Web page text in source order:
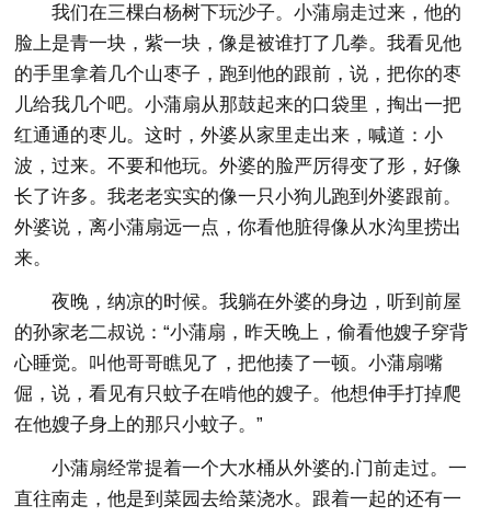
我们在三棵白杨树下玩沙子。小蒲扇走过来，他的
脸上是青一块，紫一块，像是被谁打了几拳。我看见他
的手里拿着几个山枣子，跑到他的跟前，说，把你的枣
儿给我几个吧。小蒲扇从那鼓起来的口袋里，掏出一把
红通通的枣儿。这时，外婆从家里走出来，喊道：小
波，过来。不要和他玩。外婆的脸严厉得变了形，好像
长了许多。我老老实实的像一只小狗儿跑到外婆跟前。
外婆说，离小蒲扇远一点，你看他脏得像从水沟里捞出
来。
夜晚，纳凉的时候。我躺在外婆的身边，听到前屋
的孙家老二叔说：“小蒲扇，昨天晚上，偷看他嫂子穿背
心睡觉。叫他哥哥瞧见了，把他揍了一顿。小蒲扇嘴
倔，说，看见有只蚊子在啃他的嫂子。他想伸手打掉爬
在他嫂子身上的那只小蚊子。”
小蒲扇经常提着一个大水桶从外婆的.门前走过。一
直往南走，他是到菜园去给菜浇水。跟着一起的还有一